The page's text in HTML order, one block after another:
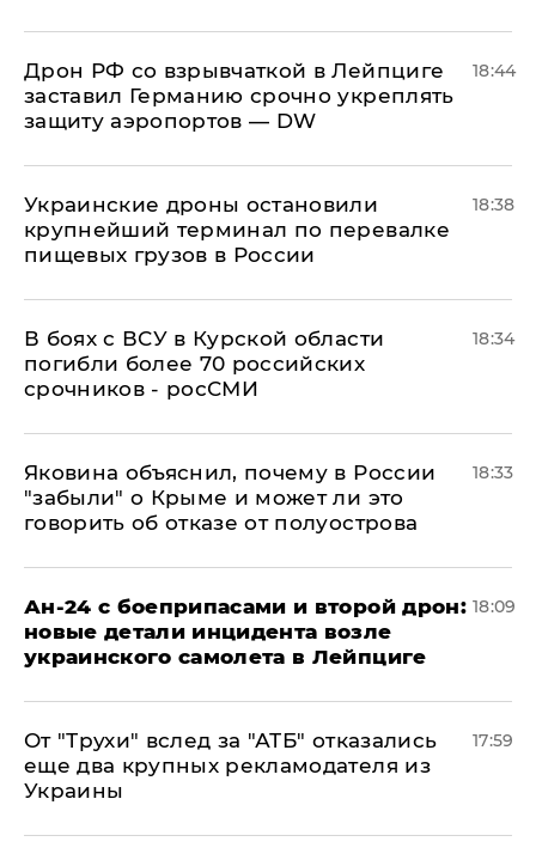
​Дрон РФ со взрывчаткой в Лейпциге
заставил Германию срочно укреплять
защиту аэропортов — DW
18:44
Украинские дроны остановили
крупнейший терминал по перевалке
пищевых грузов в России
18:38
В боях с ВСУ в Курской области
погибли более 70 российских
срочников - росСМИ
18:34
Яковина объяснил, почему в России
"забыли" о Крыме и может ли это
говорить об отказе от полуострова
18:33
Ан-24 с боеприпасами и второй дрон:
новые детали инцидента возле
украинского самолета в Лейпциге
18:09
От "Трухи" вслед за "АТБ" отказались
еще два крупных рекламодателя из
Украины
17:59